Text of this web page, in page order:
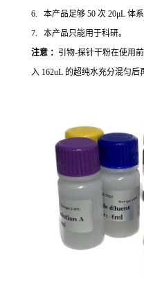
6. 本产品足够 50 次 20μL 体
7. 本产品只能用于科研。
注意 ： 引物-探针干粉在使用
入 162uL 的超纯水充分混匀后